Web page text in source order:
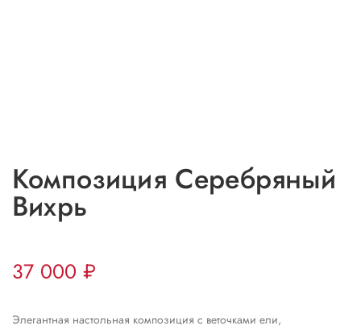
Композиция Серебряный
Вихрь
37 000 ₽
Элегантная настольная композиция с веточками ели,